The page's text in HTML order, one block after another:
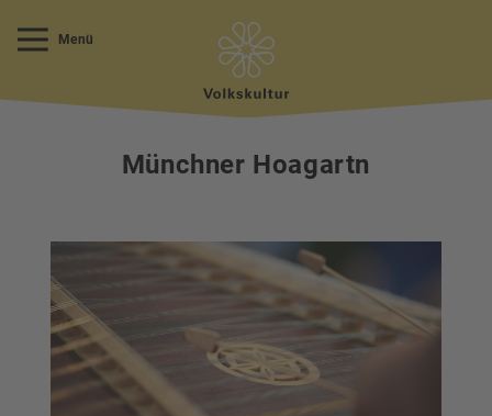
Menü
Münchner Hoagartn